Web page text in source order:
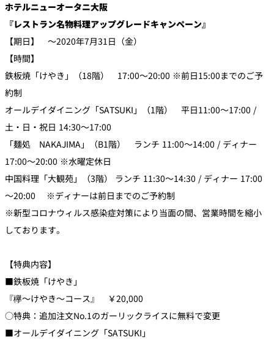
ホテルニューオータニ大阪
『レストラン名物料理アップグレードキャンペーン』
【期日】 ～2020年7月31日（金）
【時間】
鉄板焼「けやき」（18階） 17:00～20:00 ※前日15:00までのご予
約制
オールデイダイニング「SATSUKI」（1階） 平日11:00～17:00 /
土・日・祝日 14:30～17:00
「麺処 NAKAJIMA」（B1階） ランチ 11:00～14:00 / ディナー
17:00～20:00 ※水曜定休日
中国料理「大観苑」（3階） ランチ 11:30～14:30 / ディナー 17:00
～20:00 ※ディナーは前日までのご予約制
※新型コロナウィルス感染症対策により当面の間、営業時間を縮小
しております。
【特典内容】
■鉄板焼「けやき」
『欅～けやき～コース』 ￥20,000
○特典：追加注文No.1のガーリックライスに無料で変更
■オールデイダイニング「SATSUKI」